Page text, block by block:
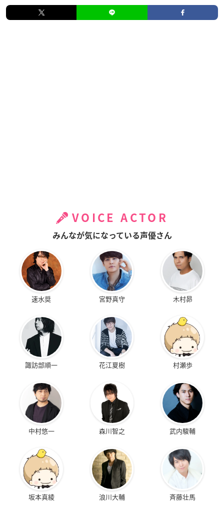
VOICE ACTOR
みんなが気になっている声優さん
速水奨 宮野真守 木村昴
諏訪部順一 花江夏樹 村瀬歩
中村悠一 森川智之 武内駿輔
坂本真綾 浪川大輔 斉藤壮馬